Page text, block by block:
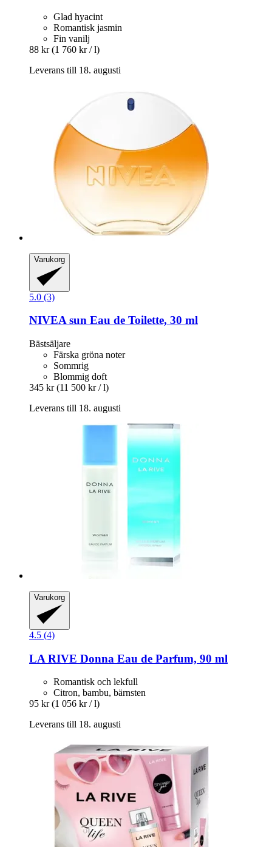
Glad hyacint
Romantisk jasmin
Fin vanilj
88 kr (1 760 kr / l)
Leverans till 18. augusti
Varukorg
5.0 (3)
NIVEAsun Eau de Toilette, 30 ml
Bästsäljare
Färska gröna noter
Sommrig
Blommig doft
345 kr (11 500 kr / l)
Leverans till 18. augusti
Varukorg
4.5 (4)
LA RIVE Donna Eau de Parfum, 90 ml
Romantisk och lekfull
Citron, bambu, bärnsten
95 kr (1 056 kr / l)
Leverans till 18. augusti